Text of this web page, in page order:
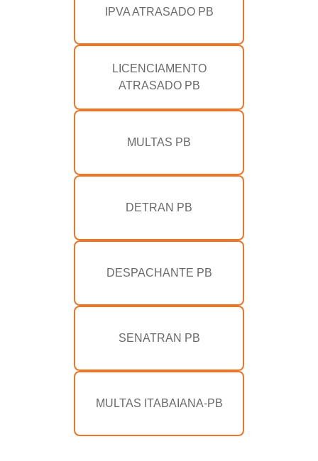
IPVA ATRASADO PB
LICENCIAMENTO
ATRASADO PB
MULTAS PB
DETRAN PB
DESPACHANTE PB
SENATRAN PB
MULTAS ITABAIANA-PB